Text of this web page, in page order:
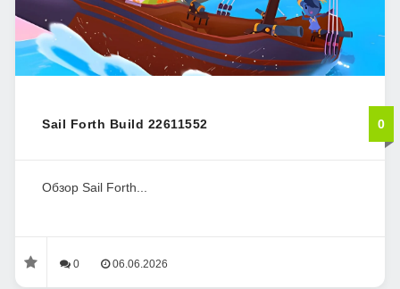
Sail Forth Build 22611552 0
Обзор Sail Forth...
0 06.06.2026